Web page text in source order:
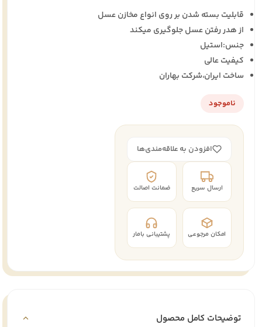
قابلیت بسته شدن بر روی انواع مخازن عسل
از هدر رفتن عسل جلوگیری میکند
جنس:استیل
کیفیت عالی
ساخت ایران،شرکت بهاران
ناموجود
افزودن به علاقه‌مندی‌ها
ارسال سریع ضمانت اصالت
امکان مرجوعی پشتیبانی بامار
توضیحات کامل محصول